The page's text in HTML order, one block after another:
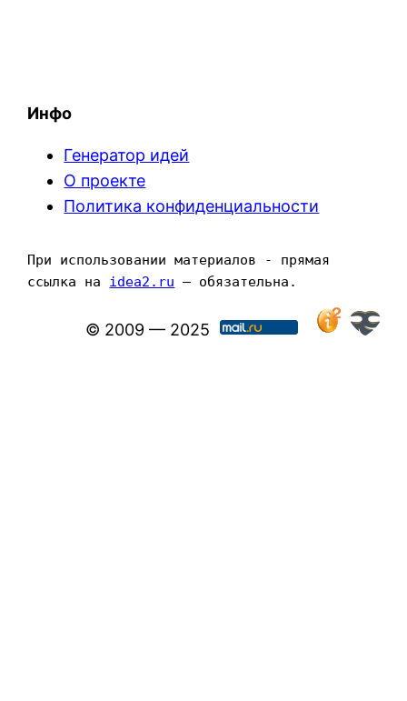
Инфо
Генератор идей
О проекте
Политика конфиденциальности
При использовании материалов - прямая
ссылка на idea2.ru — обязательна.
© 2009 — 2025